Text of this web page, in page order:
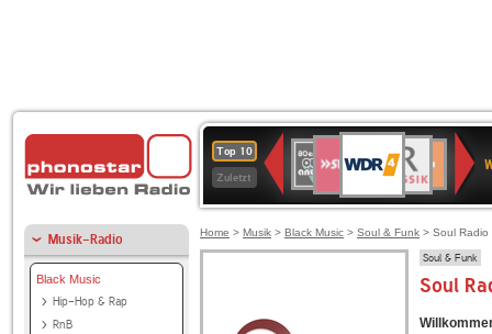
Top 10
Zuletzt
Deutschlandfunk
80er
90er
OLDIE
ANTENNE
4
KLASSIK
Kultur
Kultur
2
Musik-Radio
Black Music
Hip-Hop & Rap
RnB
Home > Musik > Black Music > Soul & Funk > Soul Radio
Soul & Funk
Soul